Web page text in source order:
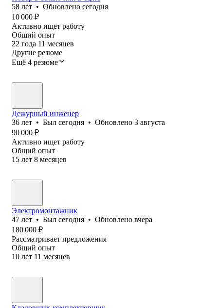
58 лет • Обновлено сегодня
10 000 ₽
Активно ищет работу
Общий опыт
22 года 11 месяцев
Другие резюме
Ещё 4 резюме
Дежурный инженер
36 лет • Был сегодня • Обновлено 3 августа
90 000 ₽
Активно ищет работу
Общий опыт
15 лет 8 месяцев
Электромонтажник
47 лет • Был сегодня • Обновлено вчера
180 000 ₽
Рассматривает предложения
Общий опыт
10 лет 11 месяцев